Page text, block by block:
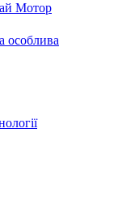
Мотор
особлива